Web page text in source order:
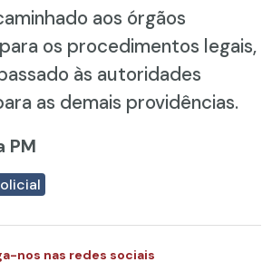
aos órgãos
os procedimentos legais,
às autoridades
as demais providências.
PM
nos nas redes sociais